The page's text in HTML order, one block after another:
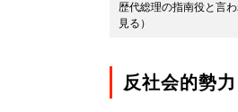
歴代総理の指南役と言
見る ）
反社会的勢